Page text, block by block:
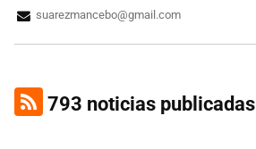
suarezmancebo@gmail.com
793 noticias publicadas